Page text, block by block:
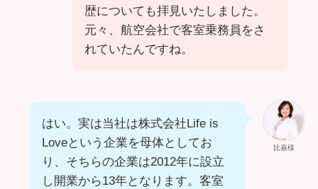
歴についても拝見いたしました。
元々、航空会社で客室乗務員をさ
れていたんですね。
比嘉様
はい。実は当社は株式会社Life is
Loveという企業を母体としてお
り、そちらの企業は2012年に設立
し開業から13年となります。客室